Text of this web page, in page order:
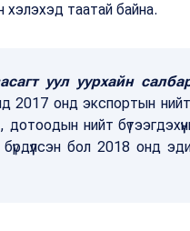
хэлэхэд таатай байна.
уул уурхайн
2017 онд экспортын нийт
дотоодын нийт
бол 2018 онд